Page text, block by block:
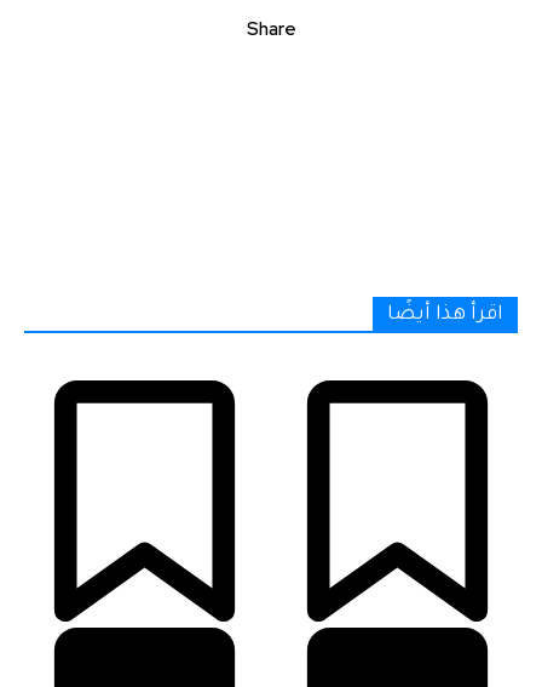
Share
اقرأ هذا أيضًا